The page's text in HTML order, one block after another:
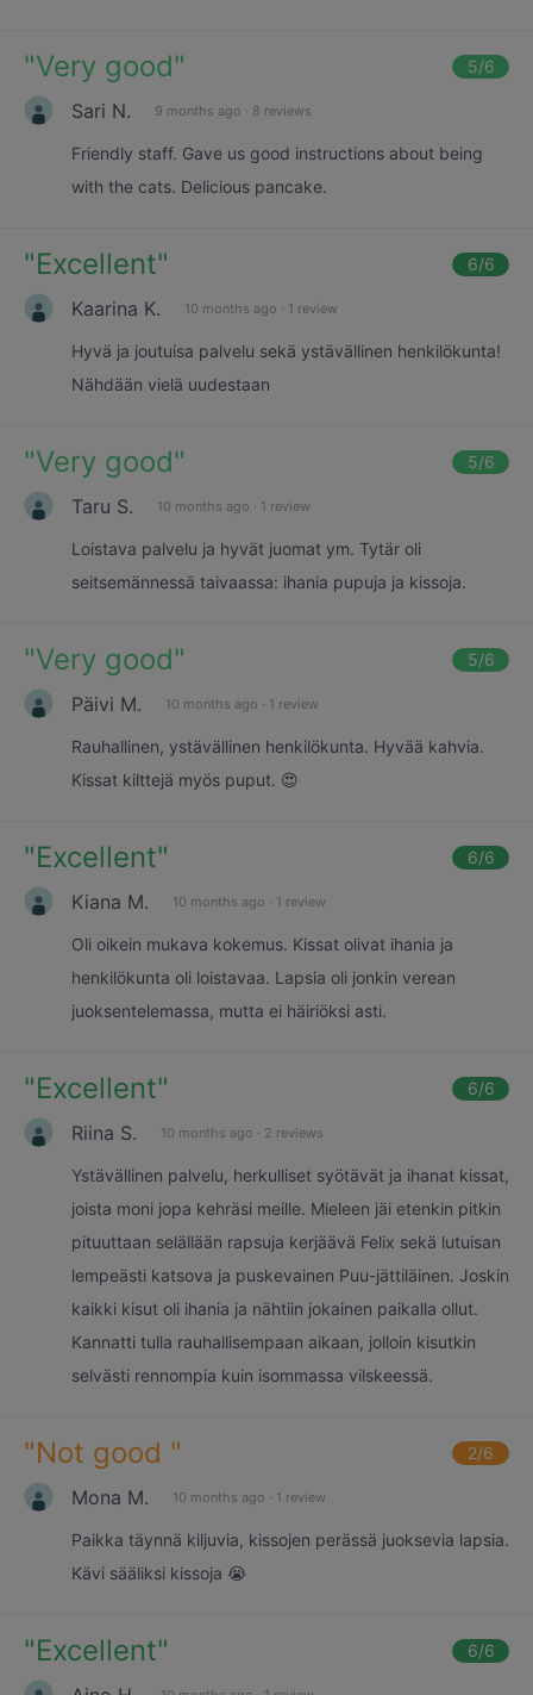
"Very good" 5/6
Sari N. 9 months ago · 8 reviews
Friendly staff. Gave us good instructions about being
with the cats. Delicious pancake.
"Excellent" 6/6
Kaarina K. 10 months ago · 1 review
Hyvä ja joutuisa palvelu sekä ystävällinen henkilökunta!
Nähdään vielä uudestaan
"Very good" 5/6
Taru S. 10 months ago · 1 review
Loistava palvelu ja hyvät juomat ym. Tytär oli
seitsemännessä taivaassa: ihania pupuja ja kissoja.
"Very good" 5/6
Päivi M. 10 months ago · 1 review
Rauhallinen, ystävällinen henkilökunta. Hyvää kahvia.
Kissat kilttejä myös puput. 😍
"Excellent" 6/6
Kiana M. 10 months ago · 1 review
Oli oikein mukava kokemus. Kissat olivat ihania ja
henkilökunta oli loistavaa. Lapsia oli jonkin verean
juoksentelemassa, mutta ei häiriöksi asti.
"Excellent" 6/6
Riina S. 10 months ago · 2 reviews
Ystävällinen palvelu, herkulliset syötävät ja ihanat kissat,
joista moni jopa kehräsi meille. Mieleen jäi etenkin pitkin
pituuttaan selällään rapsuja kerjäävä Felix sekä lutuisan
lempeästi katsova ja puskevainen Puu-jättiläinen. Joskin
kaikki kisut oli ihania ja nähtiin jokainen paikalla ollut.
Kannatti tulla rauhallisempaan aikaan, jolloin kisutkin
selvästi rennompia kuin isommassa vilskeessä.
"Not good " 2/6
Mona M. 10 months ago · 1 review
Paikka täynnä kiljuvia, kissojen perässä juoksevia lapsia.
Kävi sääliksi kissoja 😭
"Excellent" 6/6